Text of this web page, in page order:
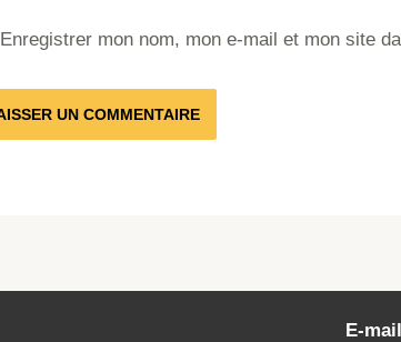
Enregistrer mon nom, mon e-mail et mon site
E-mail